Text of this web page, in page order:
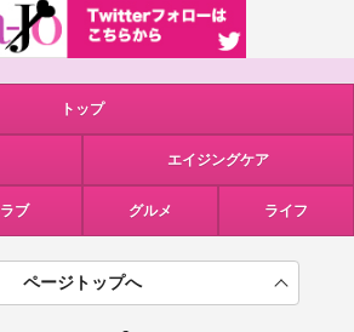
トップ
エイジングケア
ラブ グルメ ライフ
ページトップへ